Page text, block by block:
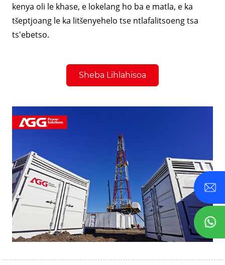
kenya oli le khase, e lokelang ho ba e matla, e ka
tšeptjoang le ka litšenyehelo tse ntlafalitsoeng tsa
ts'ebetso.
Sheba Lihlahisoa